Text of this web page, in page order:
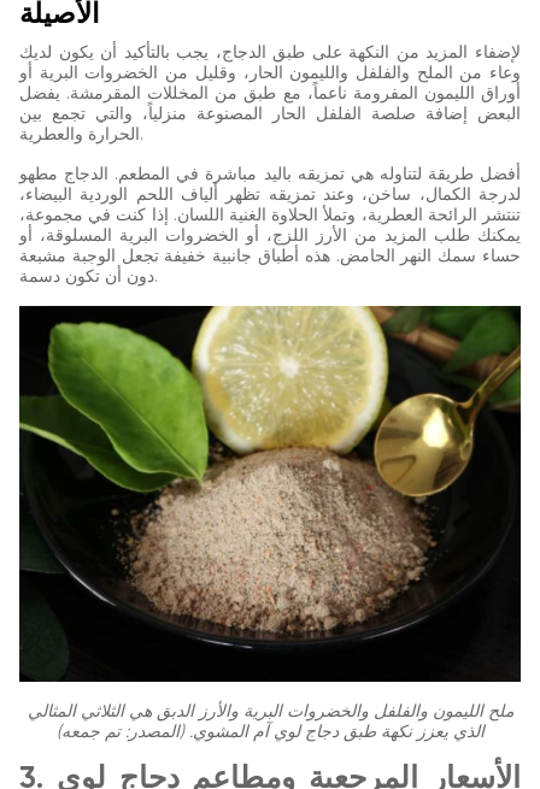
الأصيلة
لإضفاء المزيد من النكهة على طبق الدجاج، يجب بالتأكيد أن يكون لديك
وعاء من الملح والفلفل والليمون الحار، وقليل من الخضروات البرية أو
أوراق الليمون المفرومة ناعماً، مع طبق من المخللات المقرمشة. يفضل
البعض إضافة صلصة الفلفل الحار المصنوعة منزلياً، والتي تجمع بين
الحرارة والعطرية.
أفضل طريقة لتناوله هي تمزيقه باليد مباشرة في المطعم. الدجاج مطهو
لدرجة الكمال، ساخن، وعند تمزيقه تظهر ألياف اللحم الوردية البيضاء،
تنتشر الرائحة العطرية، وتملأ الحلاوة الغنية اللسان. إذا كنت في مجموعة،
يمكنك طلب المزيد من الأرز اللزج، أو الخضروات البرية المسلوقة، أو
حساء سمك النهر الحامض. هذه أطباق جانبية خفيفة تجعل الوجبة مشبعة
دون أن تكون دسمة.
ملح الليمون والفلفل والخضروات البرية والأرز الدبق هي الثلاثي المثالي
الذي يعزز نكهة طبق دجاج لوي آم المشوي. (المصدر: تم جمعه)
3. الأسعار المرجعية ومطاعم دجاج لوي